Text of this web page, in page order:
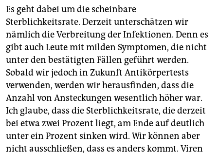
Es geht dabei um die scheinbare
Sterblichkeitsrate. Derzeit unterschätzen wir
nämlich die Verbreitung der Infektionen. Denn es
gibt auch Leute mit milden Symptomen, die nicht
unter den bestätigten Fällen geführt werden.
Sobald wir jedoch in Zukunft Antikörpertests
verwenden, werden wir herausfinden, dass die
Anzahl von Ansteckungen wesentlich höher war.
Ich glaube, dass die Sterblichkeitsrate, die derzeit
bei etwa zwei Prozent liegt, am Ende auf deutlich
unter ein Prozent sinken wird. Wir können aber
nicht ausschließen, dass es anders kommt. Viren